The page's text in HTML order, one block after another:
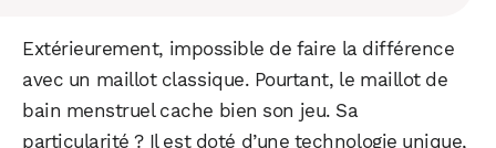
Extérieurement, impossible de faire la différence
avec un maillot classique. Pourtant, le maillot de
bain menstruel cache bien son jeu. Sa
particularité ? Il est doté d’une technologie unique,